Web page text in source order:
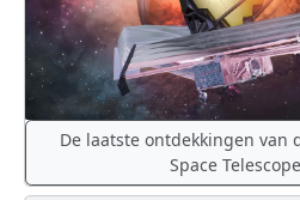
De laatste ontdekkingen van
Space